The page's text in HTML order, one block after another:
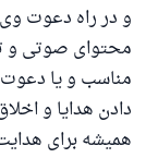
و در راه دعوت وی
محتوای صوتی و
مناسب و یا
دادن هدایا و
همیشه برای